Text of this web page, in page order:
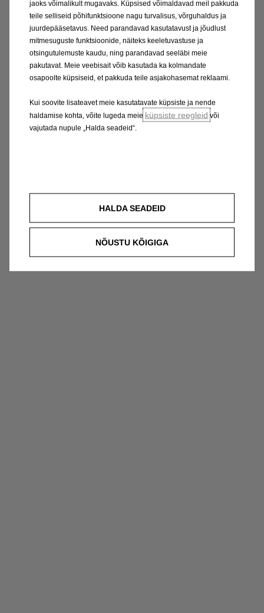
jaoks võimalikult mugavaks. Küpsised võimaldavad meil pakkuda
teile selliseid põhifunktsioone nagu turvalisus, võrguhaldus ja
juurdepääsetavus. Need parandavad kasutatavust ja jõudlust
mitmesuguste funktsioonide, näiteks keeletuvastuse ja
otsingutulemuste kaudu, ning parandavad seeläbi meie
pakutavat. Meie veebisait võib kasutada ka kolmandate
osapoolte küpsiseid, et pakkuda teile asjakohasemat reklaami.
Kui soovite lisateavet meie kasutatavate küpsiste ja nende
haldamise kohta, võite lugeda meie küpsiste reegleid või
vajutada nupule „Halda seadeid“.
HALDA SEADEID
NÕUSTU KÕIGIGA